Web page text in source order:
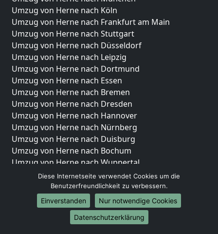
Umzug von Herne nach Köln
Umzug von Herne nach Frankfurt am Main
Umzug von Herne nach Stuttgart
Umzug von Herne nach Düsseldorf
Umzug von Herne nach Leipzig
Umzug von Herne nach Dortmund
Umzug von Herne nach Essen
Umzug von Herne nach Bremen
Umzug von Herne nach Dresden
Umzug von Herne nach Hannover
Umzug von Herne nach Nürnberg
Umzug von Herne nach Duisburg
Umzug von Herne nach Bochum
Umzug von Herne nach Wuppertal
Umzug von Herne nach Bielefeld
Umzug von Herne nach Bonn
Umzug von Herne nach Münster
Internationale-Umzüge
Diese Internetseite verwendet Cookies um die
Benutzerfreundlichkeit zu verbessern.
Einverstanden
Nur notwendige Cookies
Datenschutzerklärung